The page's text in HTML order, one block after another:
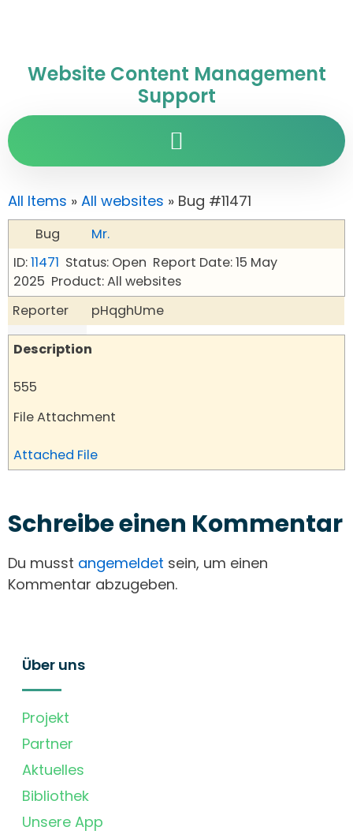
Website Content Management
Support
All Items » All websites » Bug #11471
Bug
Mr.
ID:11471 Status: Open Report Date: 15 May
2025 Product: All websites
Reporter
pHqghUme
Description
555
File Attachment
Attached File
Schreibe einen Kommentar
Du musst angemeldet sein, um einen
Kommentar abzugeben.
Über uns
Projekt
Partner
Aktuelles
Bibliothek
Unsere App